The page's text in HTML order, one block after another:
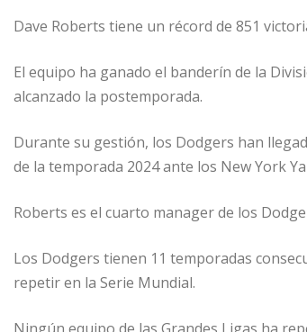
Dave Roberts tiene un récord de 851
El equipo ha ganado el banderín de la
alcanzado la postemporada.
Durante su gestión, los Dodgers han
de la temporada 2024 ante los New York
Roberts es el cuarto manager de los
Los Dodgers tienen 11 temporadas
repetir en la Serie Mundial.